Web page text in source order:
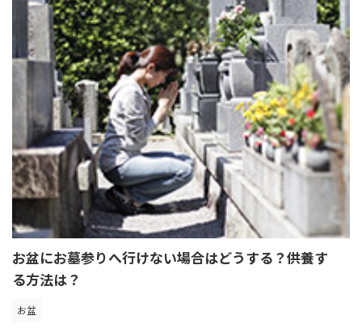
お盆にお墓参りへ行けない場合はどうする？供養す
る方法は？
お盆